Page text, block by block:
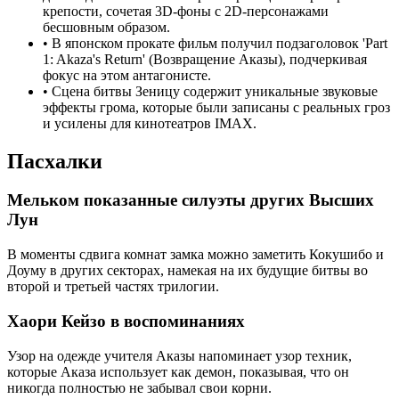
крепости, сочетая 3D-фоны с 2D-персонажами
бесшовным образом.
• В японском прокате фильм получил подзаголовок 'Part
1: Akaza's Return' (Возвращение Аказы), подчеркивая
фокус на этом антагонисте.
• Сцена битвы Зеницу содержит уникальные звуковые
эффекты грома, которые были записаны с реальных гроз
и усилены для кинотеатров IMAX.
Пасхалки
Мельком показанные силуэты других Высших
Лун
В моменты сдвига комнат замка можно заметить Кокушибо и
Доуму в других секторах, намекая на их будущие битвы во
второй и третьей частях трилогии.
Хаори Кейзо в воспоминаниях
Узор на одежде учителя Аказы напоминает узор техник,
которые Аказа использует как демон, показывая, что он
никогда полностью не забывал свои корни.